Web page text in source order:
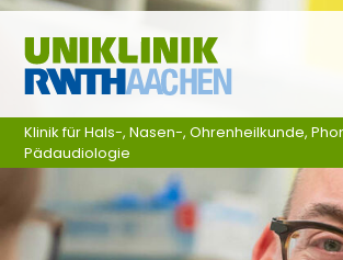
Ga naar navigatie
Klinik für Hals-, Nasen-, Ohrenheilkunde,
Pädaudiologie